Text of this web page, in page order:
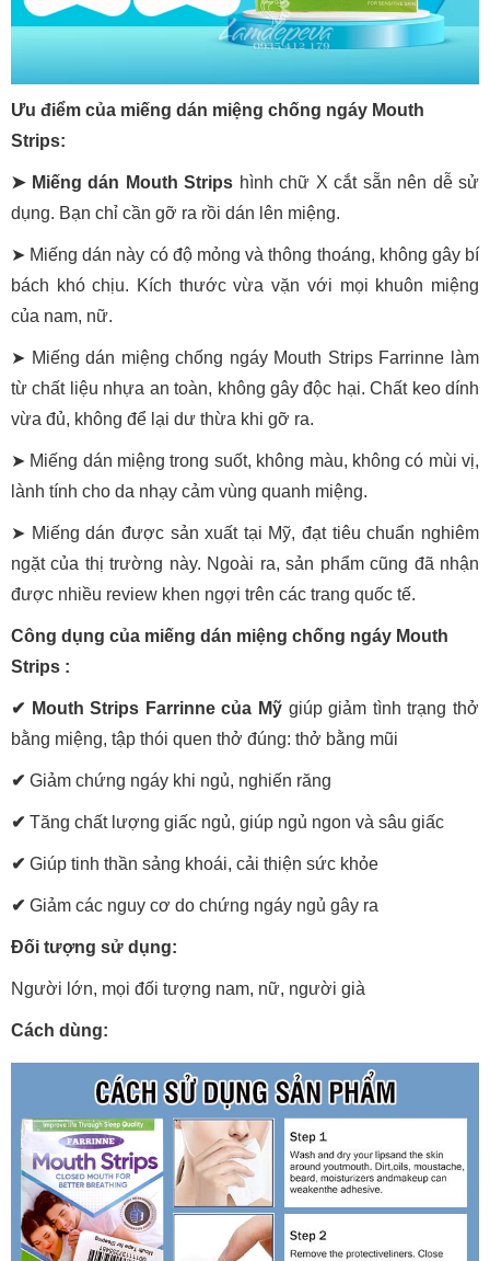
Ưu điểm của miếng dán miệng chống ngáy Mouth
Strips:
➤ Miếng dán Mouth Strips hình chữ X cắt sẵn nên dễ sử
dụng. Bạn chỉ cần gỡ ra rồi dán lên miệng.
➤ Miếng dán này có độ mỏng và thông thoáng, không gây bí
bách khó chịu. Kích thước vừa vặn với mọi khuôn miệng
của nam, nữ.
➤ Miếng dán miệng chống ngáy Mouth Strips Farrinne làm
từ chất liệu nhựa an toàn, không gây độc hại. Chất keo dính
vừa đủ, không để lại dư thừa khi gỡ ra.
➤ Miếng dán miệng trong suốt, không màu, không có mùi vị,
lành tính cho da nhạy cảm vùng quanh miệng.
➤ Miếng dán được sản xuất tại Mỹ, đạt tiêu chuẩn nghiêm
ngặt của thị trường này. Ngoài ra, sản phẩm cũng đã nhận
được nhiều review khen ngợi trên các trang quốc tế.
Công dụng của miếng dán miệng chống ngáy Mouth
Strips :
✔ Mouth Strips Farrinne của Mỹ giúp giảm tình trạng thở
bằng miệng, tập thói quen thở đúng: thở bằng mũi
✔ Giảm chứng ngáy khi ngủ, nghiến răng
✔ Tăng chất lượng giấc ngủ, giúp ngủ ngon và sâu giấc
✔ Giúp tinh thần sảng khoái, cải thiện sức khỏe
✔ Giảm các nguy cơ do chứng ngáy ngủ gây ra
Đối tượng sử dụng:
Người lớn, mọi đối tượng nam, nữ, người già
Cách dùng: